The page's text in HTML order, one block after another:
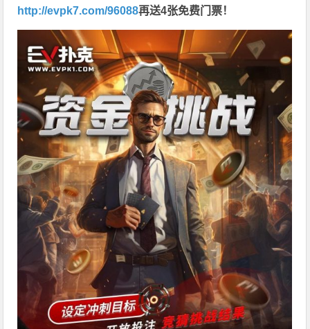
http://evpk7.com/96088再送4张免费门票！